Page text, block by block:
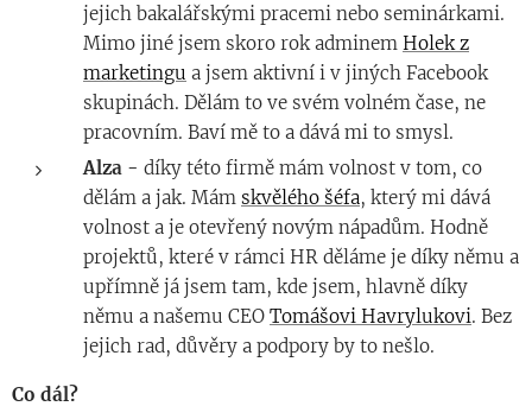
jejich bakalářskými pracemi nebo seminárkami.
Mimo jiné jsem skoro rok adminem Holek z
marketingu a jsem aktivní i v jiných Facebook
skupinách. Dělám to ve svém volném čase, ne
pracovním. Baví mě to a dává mi to smysl.
Alza - díky této firmě mám volnost v tom, co
dělám a jak. Mám skvělého šéfa, který mi dává
volnost a je otevřený novým nápadům. Hodně
projektů, které v rámci HR děláme je díky němu a
upřímně já jsem tam, kde jsem, hlavně díky
němu a našemu CEO Tomášovi Havrylukovi. Bez
jejich rad, důvěry a podpory by to nešlo.
Co dál?